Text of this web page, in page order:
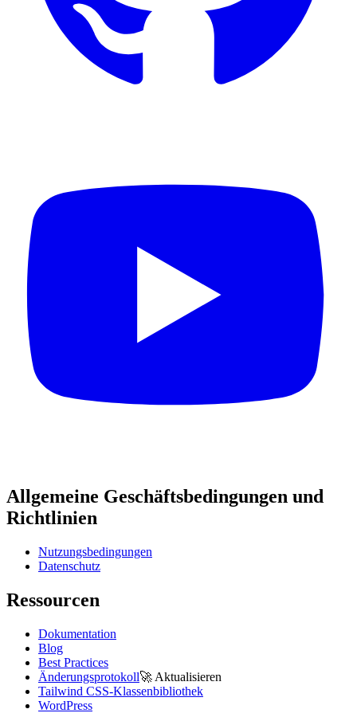
Allgemeine Geschäftsbedingungen und
Richtlinien
Nutzungsbedingungen
Datenschutz
Ressourcen
Dokumentation
Blog
Best Practices
Änderungsprotokoll🚀 Aktualisieren
Tailwind CSS-Klassenbibliothek
WordPress